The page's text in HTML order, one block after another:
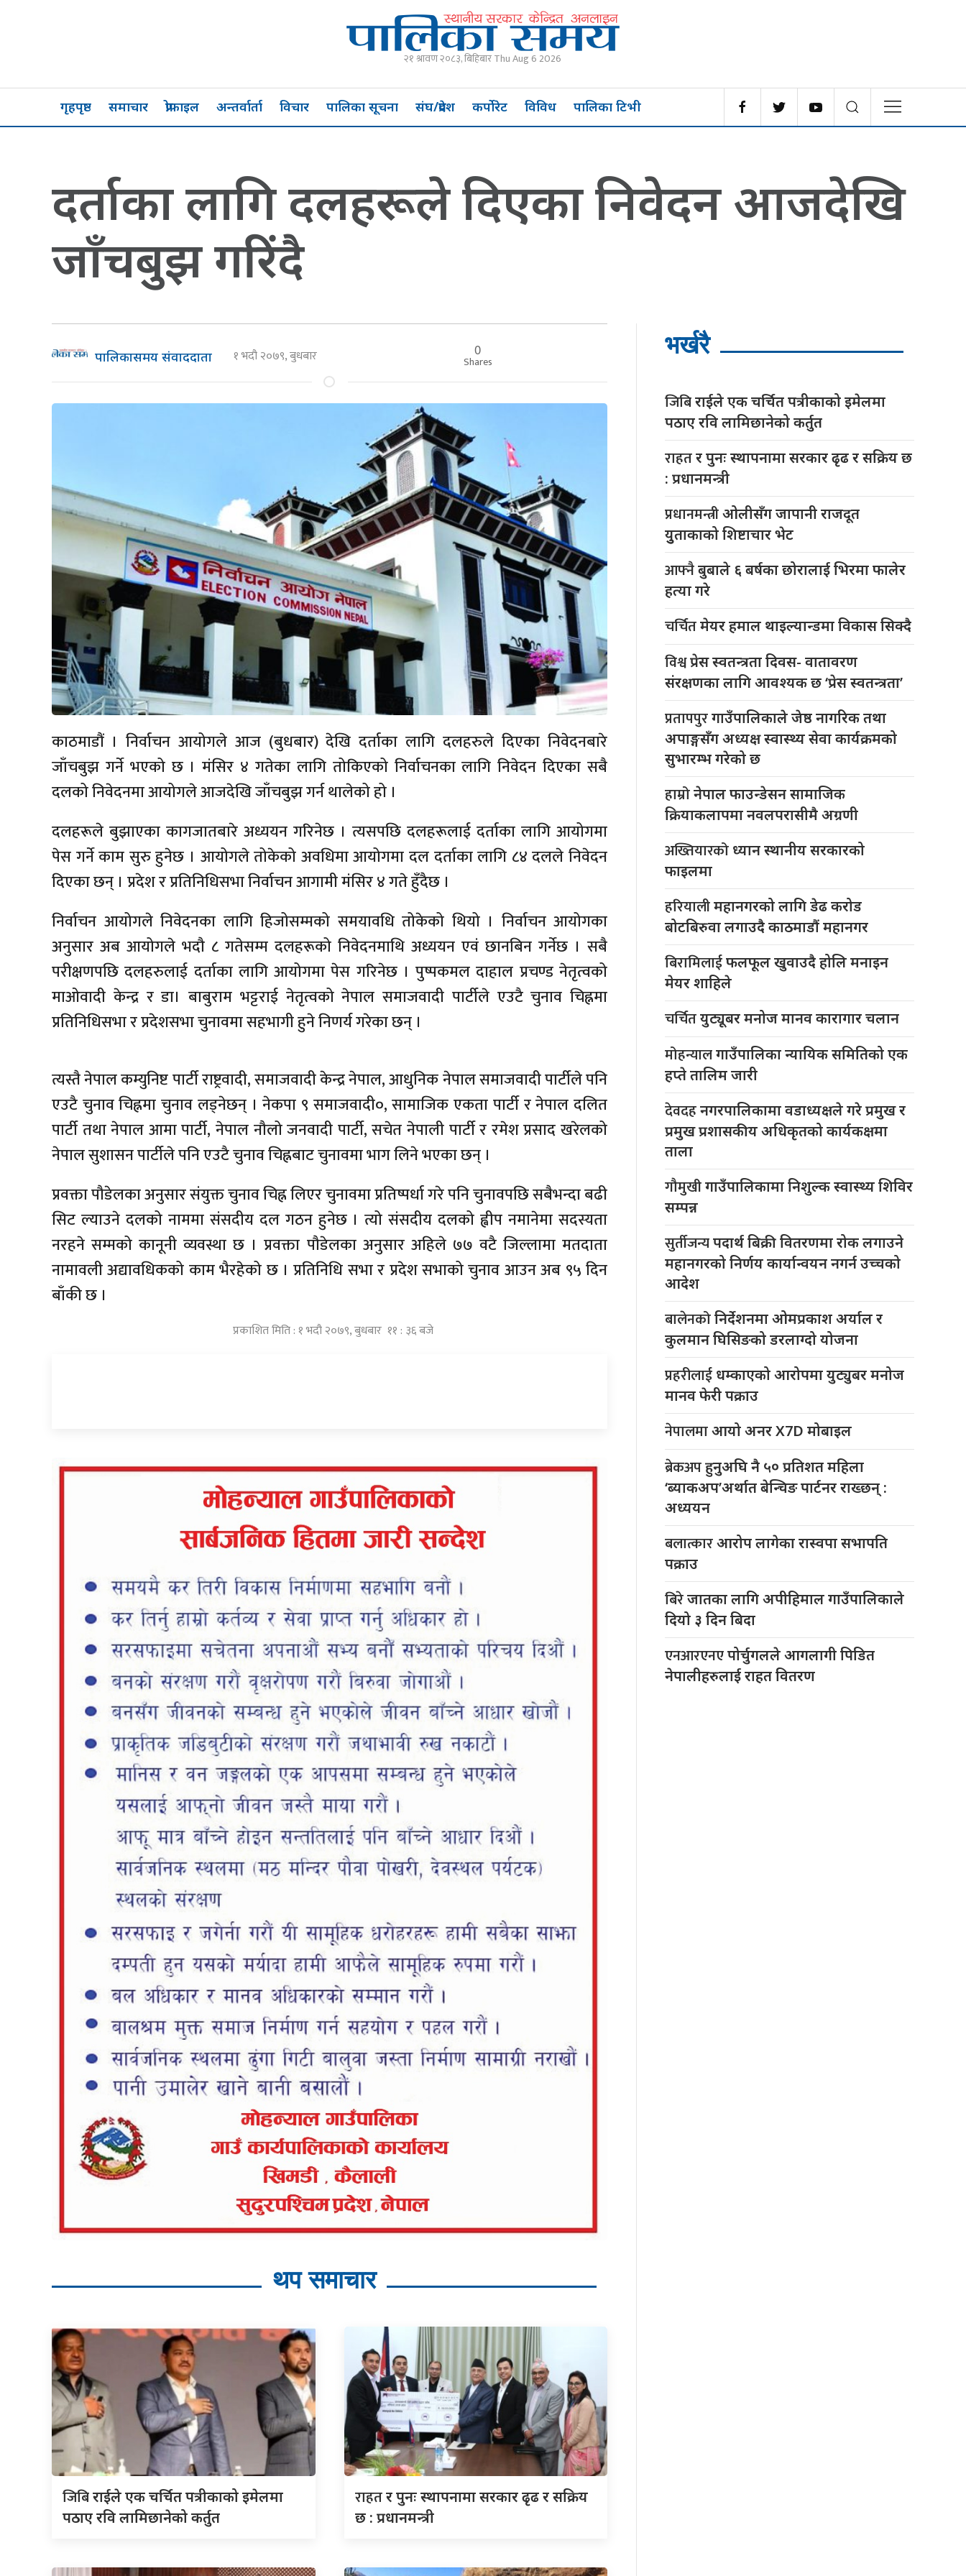
२१ श्रावण २०८३, बिहिबार Thu Aug 6 2026
गृहपृष्ठ समाचार प्रोफाइल अन्तर्वार्ता विचार पालिका सूचना संघ/प्रदेश कर्पोरेट विविध पालिका टिभी
दर्ताका लागि दलहरूले दिएका निवेदन आजदेखि
जाँचबुझ गरिंदै
पालिकासमय संवाददाता १ भदौ २०७९, बुधबार 0
Shares
काठमाडौं । निर्वाचन आयोगले आज (बुधबार) देखि दर्ताका लागि दलहरुले दिएका निवेदनबारे
जाँचबुझ गर्ने भएको छ । मंसिर ४ गतेका लागि तोकिएको निर्वाचनका लागि निवेदन दिएका सबै
दलको निवेदनमा आयोगले आजदेखि जाँचबुझ गर्न थालेको हो ।
दलहरूले बुझाएका कागजातबारे अध्ययन गरिनेछ । त्यसपछि दलहरूलाई दर्ताका लागि आयोगमा
पेस गर्ने काम सुरु हुनेछ । आयोगले तोकेको अवधिमा आयोगमा दल दर्ताका लागि ८४ दलले निवेदन
दिएका छन् । प्रदेश र प्रतिनिधिसभा निर्वाचन आगामी मंसिर ४ गते हुँदैछ ।
निर्वाचन आयोगले निवेदनका लागि हिजोसम्मको समयावधि तोकेको थियो । निर्वाचन आयोगका
अनुसार अब आयोगले भदौ ८ गतेसम्म दलहरूको निवेदनमाथि अध्ययन एवं छानबिन गर्नेछ । सबै
परीक्षणपछि दलहरुलाई दर्ताका लागि आयोगमा पेस गरिनेछ । पुष्पकमल दाहाल प्रचण्ड नेतृत्वको
माओवादी केन्द्र र डा। बाबुराम भट्टराई नेतृत्वको नेपाल समाजवादी पार्टीले एउटै चुनाव चिह्नमा
प्रतिनिधिसभा र प्रदेशसभा चुनावमा सहभागी हुने निणर्य गरेका छन् ।
त्यस्तै नेपाल कम्युनिष्ट पार्टी राष्ट्रवादी, समाजवादी केन्द्र नेपाल, आधुनिक नेपाल समाजवादी पार्टीले पनि
एउटै चुनाव चिह्नमा चुनाव लड्नेछन् । नेकपा ९ समाजवादी०, सामाजिक एकता पार्टी र नेपाल दलित
पार्टी तथा नेपाल आमा पार्टी, नेपाल नौलो जनवादी पार्टी, सचेत नेपाली पार्टी र रमेश प्रसाद खरेलको
नेपाल सुशासन पार्टीले पनि एउटै चुनाव चिह्नबाट चुनावमा भाग लिने भएका छन् ।
प्रवक्ता पौडेलका अनुसार संयुक्त चुनाव चिह्न लिएर चुनावमा प्रतिष्पर्धा गरे पनि चुनावपछि सबैभन्दा बढी
सिट ल्याउने दलको नाममा संसदीय दल गठन हुनेछ । त्यो संसदीय दलको ह्वीप नमानेमा सदस्यता
नरहने सम्मको कानूनी व्यवस्था छ । प्रवक्ता पौडेलका अनुसार अहिले ७७ वटै जिल्लामा मतदाता
नामावली अद्यावधिकको काम भैरहेको छ । प्रतिनिधि सभा र प्रदेश सभाको चुनाव आउन अब ९५ दिन
बाँकी छ ।
प्रकाशित मिति : १ भदौ २०७९, बुधबार ११ : ३६ बजे
थप समाचार
जिबिराईले एक चर्चित पत्रीकाको इमेलमा
पठाए रवि लामिछानेको कर्तुत
राहतर पुनः स्थापनामा सरकार ढृढ र सक्रिय
छ : प्रधानमन्त्री
भर्खरै
जिबिराईले एक चर्चित पत्रीकाको इमेलमा
पठाए रवि लामिछानेको कर्तुत
राहतर पुनः स्थापनामा सरकार ढृढ र सक्रिय छ
: प्रधानमन्त्री
प्रधानमन्त्रीओलीसँग जापानी राजदूत
युुताकाको शिष्टाचार भेट
आफ्नैबुबाले ६ बर्षका छोरालाई भिरमा फालेर
हत्या गरे
चर्चितमेयर हमाल थाइल्यान्डमा विकास सिक्दै
विश्वप्रेस स्वतन्त्रता दिवस- वातावरण
संरक्षणका लागि आवश्यक छ ‘प्रेस स्वतन्त्रता’
प्रतापपुरगाउँपालिकाले जेष्ठ नागरिक तथा
अपाङ्गसँग अध्यक्ष स्वास्थ्य सेवा कार्यक्रमको
सुभारम्भ गरेको छ
हाम्रोनेपाल फाउन्डेसन सामाजिक
क्रियाकलापमा नवलपरासीमै अग्रणी
अख्तियारको ध्यान स्थानीय सरकारको
फाइलमा
हरियालीमहानगरको लागि डेढ करोड
बोटबिरुवा लगाउदै काठमाडौं महानगर
बिरामिलाईफलफूल खुवाउदै होलि मनाइन
मेयर शाहिले
चर्चितयुट्यूबर मनोज मानव कारागार चलान
मोहन्यालगाउँपालिका न्यायिक समितिको एक
हप्ते तालिम जारी
देवदहनगरपालिकामा वडाध्यक्षले गरे प्रमुख र
प्रमुख प्रशासकीय अधिकृतको कार्यकक्षमा
ताला
गौमुखीगाउँपालिकामा निशुल्क स्वास्थ्य शिविर
सम्पन्न
सुर्तीजन्यपदार्थ बिक्री वितरणमा रोक लगाउने
महानगरको निर्णय कार्यान्वयन नगर्न उच्चको
आदेश
बालेनकोनिर्देशनमा ओमप्रकाश अर्याल र
कुलमान घिसिङको डरलाग्दो योजना
प्रहरीलाई धम्काएको आरोपमा युट्युबर मनोज
मानव फेरी पक्राउ
नेपालमाआयो अनर X7D मोबाइल
ब्रेकअपहुनुअघि नै ५० प्रतिशत महिला
‘ब्याकअप’अर्थात बेन्चिङ पार्टनर राख्छन् :
अध्ययन
बलात्कारआरोप लागेका रास्वपा सभापति
पक्राउ
बिरेजातका लागि अपीहिमाल गाउँपालिकाले
दियो ३ दिन बिदा
एनआरएनएपोर्चुगलले आगलागी पिडित
नेपालीहरुलाई राहत वितरण